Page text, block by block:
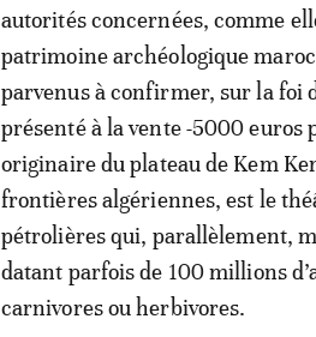
autorités concernées, comme
patrimoine archéologique
parvenus à confirmer, sur la foi
présenté à la vente -5000 euros
originaire du plateau de Kem
frontières algériennes, est le
pétrolières qui, parallèlement,
datant parfois de 100 millions
carnivores ou herbivores.